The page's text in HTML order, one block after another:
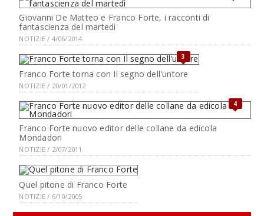
Giovanni De Matteo e Franco Forte, i racconti di
fantascienza del martedì
NOTIZIE / 4/06/2014
3
Franco Forte torna con Il segno dell'untore
NOTIZIE / 20/01/2012
4
Franco Forte nuovo editor delle collane da edicola
Mondadori
NOTIZIE / 2/07/2011
Quel pitone di Franco Forte
NOTIZIE / 6/10/2005